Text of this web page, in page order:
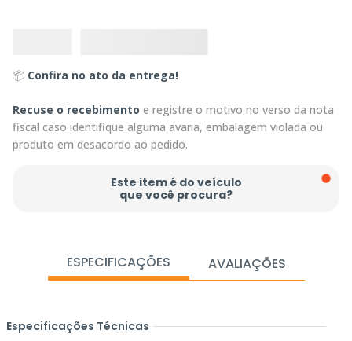
📦 Confira no ato da entrega!
Recuse o recebimento e registre o motivo no verso da nota
fiscal caso identifique alguma avaria, embalagem violada ou
produto em desacordo ao pedido.
Este item é do veículo
que você procura?
ESPECIFICAÇÕES AVALIAÇÕES
Especificações Técnicas